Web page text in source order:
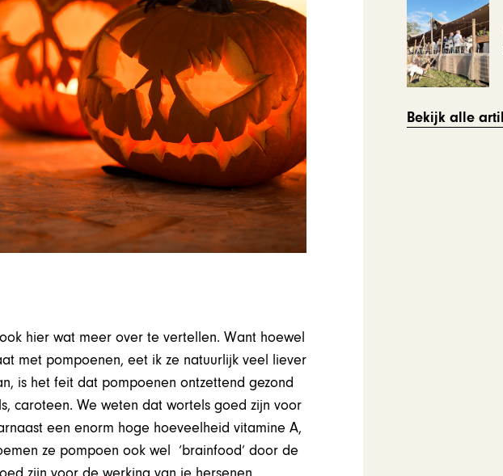
hier wat meer over te vertellen. Want hoewel
met pompoenen, eet ik ze natuurlijk veel liever
is het feit dat pompoenen ontzettend gezond
caroteen. We weten dat wortels goed zijn voor
een enorm hoge hoeveelheid vitamine A,
ze pompoen ook wel ‘brainfood’ door de
Bekijk alle